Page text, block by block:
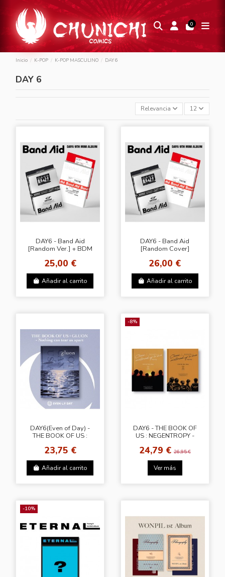
0
Inicio K-POP K-POP MASCULINO DAY 6
DAY 6
Relevancia 12
DAY6 - Band Aid
[Random Ver.] + BDM
25,00 €
Añadir al carrito
DAY6 - Band Aid
[Random Cover]
26,00 €
Añadir al carrito
DAY6(Even of Day) -
THE BOOK OF US :
tear us apart
23,75 €
Añadir al carrito
-8%
DAY6 - THE BOOK OF
US : NEGENTROPY -
UP IN LOVE [ONE& Ver.]
24,79 €26,95 €
Ver más
-10%